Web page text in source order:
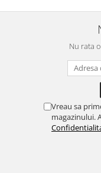
Nu rata
Vreau sa
magazinului.